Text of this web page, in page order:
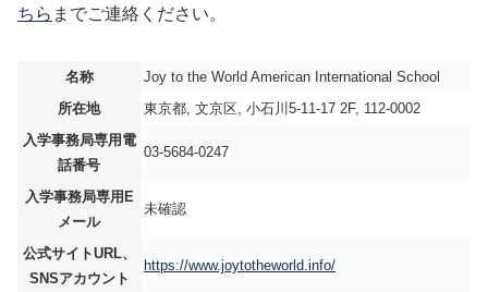
ちら までご連絡ください。
名称
Joy to the World American International School
所在地
東京都, 文京区, 小石川5-11-17 2F, 112-0002
入学事務局専用電
話番号
03-5684-0247
入学事務局専用E
メール
未確認
公式サイトURL、
SNSアカウント
https://www.joytotheworld.info/